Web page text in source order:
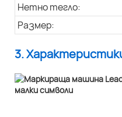
Нетно тегло:
Размер:
3.